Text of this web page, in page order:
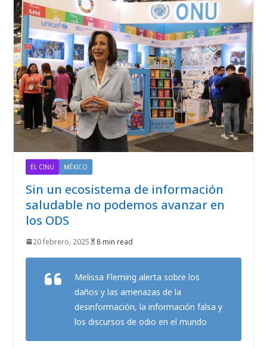
EL CINU MÉXICO
Sin un ecosistema de información
saludable no podemos avanzar en
los ODS
20 febrero, 2025 8 min read
Melissa Fleming alerta sobre los
daños y las amenazas de la
desinformación, la información falsa y
los discursos de odio en el mundo